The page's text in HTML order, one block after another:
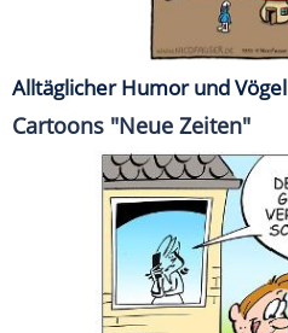
Alltäglicher Humor und Vögel
Cartoons "Neue Zeiten"